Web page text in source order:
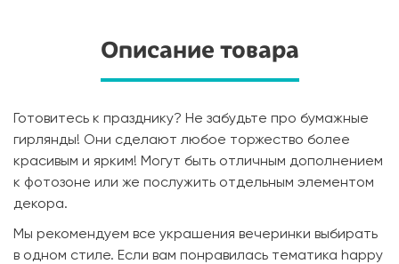
Описание товара
Готовитесь к празднику? Не забудьте про бумажные
гирлянды! Они сделают любое торжество более
красивым и ярким! Могут быть отличным дополнением
к фотозоне или же послужить отдельным элементом
декора.
Мы рекомендуем все украшения вечеринки выбирать
в одном стиле. Если вам понравилась тематика happy